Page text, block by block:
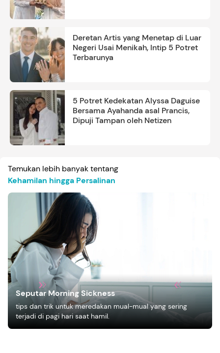
Deretan Artis yang Menetap di Luar
Negeri Usai Menikah, Intip 5 Potret
Terbarunya
5 Potret Kedekatan Alyssa Daguise
Bersama Ayahanda asal Prancis,
Dipuji Tampan oleh Netizen
Temukan lebih banyak tentang
Kehamilan hingga Persalinan
Seputar Morning Sickness
tips dan trik untuk meredakan mual-mual yang sering
terjadi di pagi hari saat hamil.